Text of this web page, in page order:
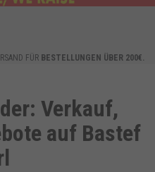
FÜR BESTELLUNGEN ÜBER 200€.
Verkauf,
auf Bastef